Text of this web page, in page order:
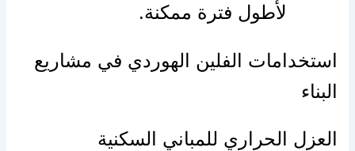
لأطول فترة ممكنة.
استخدامات الفلين الهوردي في مشاريع
البناء
العزل الحراري للمباني السكنية